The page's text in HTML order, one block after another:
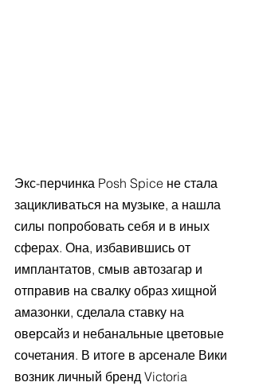
Экс-перчинка Posh Spice не стала
зацикливаться на музыке, а нашла
силы попробовать себя и в иных
сферах. Она, избавившись от
имплантатов, смыв автозагар и
отправив на свалку образ хищной
амазонки, сделала ставку на
оверсайз и небанальные цветовые
сочетания. В итоге в арсенале Вики
возник личный бренд Victoria